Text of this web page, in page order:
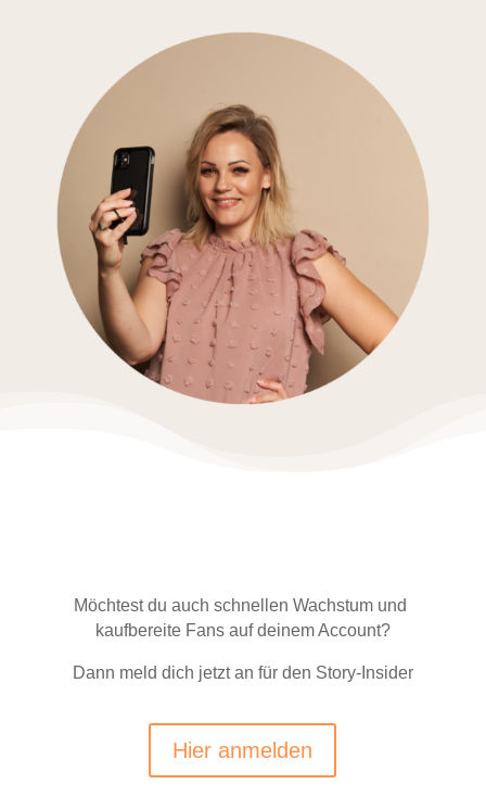
Möchtest du auch schnellen Wachstum und
kaufbereite Fans auf deinem Account?
Dann meld dich jetzt an für den Story-Insider
Hier anmelden